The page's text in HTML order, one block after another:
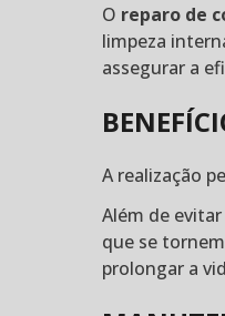
O reparo de
limpeza
assegurar a
A realização
Além de
que se
prolongar a